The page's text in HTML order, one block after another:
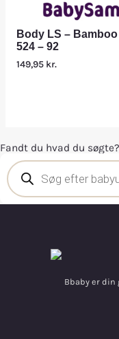
Body LS – Bamboo
524 – 92
149,95 kr.
Fandt du hvad du
Bbaby er